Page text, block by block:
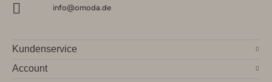
info@omoda.de
Kundenservice
Account